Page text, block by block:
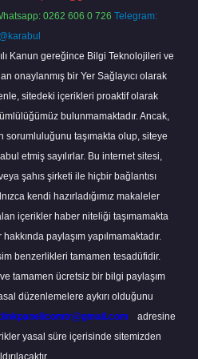
0262 606 0 726 Telegram:
@karabul
Kanun gereğince Bilgi Teknolojileri ve
onaylanmış bir Yer Sağlayıcı olarak
sitedeki içerikleri proaktif olarak
bulunmamaktadır. Ancak,
sorumluluğunu taşımakta olup, siteye
etmiş sayılırlar. Bu internet sitesi,
şahıs şirketi ile hiçbir bağlantısı
kendi hazırladığımız makaleler
içerikler haber niteliği taşımamakta
paylaşım yapılmamaktadır.
benzerlikleri tamamen tesadüfidir.
tamamen ücretsiz bir bilgi paylaşım
düzenlemelere aykırı olduğunu
adresine
yasal süre içerisinde sitemizden